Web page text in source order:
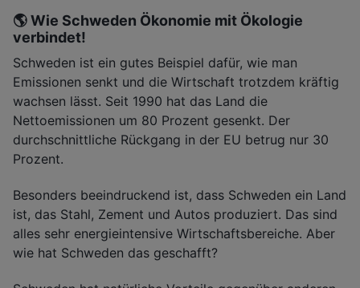
🌎 Wie Schweden Ökonomie mit Ökologie
verbindet!
Schweden ist ein gutes Beispiel dafür, wie man
Emissionen senkt und die Wirtschaft trotzdem kräftig
wachsen lässt. Seit 1990 hat das Land die
Nettoemissionen um 80 Prozent gesenkt. Der
durchschnittliche Rückgang in der EU betrug nur 30
Prozent.
Besonders beeindruckend ist, dass Schweden ein Land
ist, das Stahl, Zement und Autos produziert. Das sind
alles sehr energieintensive Wirtschaftsbereiche. Aber
wie hat Schweden das geschafft?